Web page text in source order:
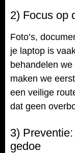
2) Focus op
Foto’s,
je laptop is
behandelen
maken we
een veilige
dat geen
3)
gedoe